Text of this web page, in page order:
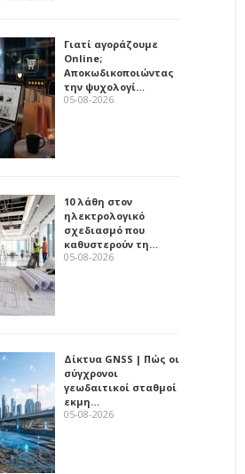
Γιατί αγοράζουμε
Online;
Αποκωδικοποιώντας
την ψυχολογί…
05-08-2026
10 λάθη στον
ηλεκτρολογικό
σχεδιασμό που
καθυστερούν τη…
05-08-2026
Δίκτυα GNSS | Πώς οι
σύγχρονοι
γεωδαιτικοί σταθμοί
εκμη…
05-08-2026